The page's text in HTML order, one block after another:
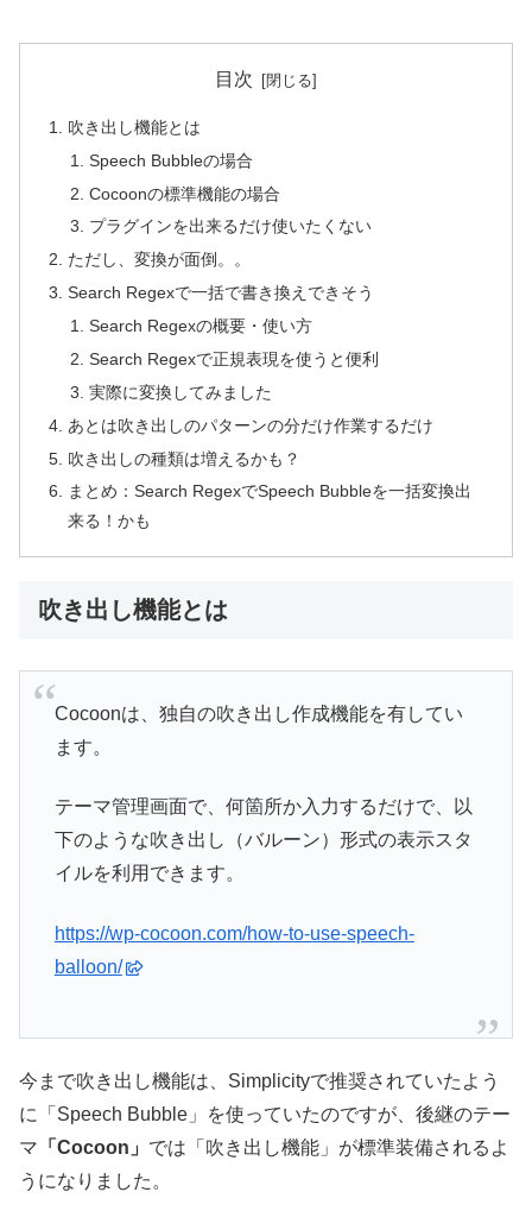
目次
吹き出し機能とは
Speech Bubbleの場合
Cocoonの標準機能の場合
プラグインを出来るだけ使いたくない
ただし、変換が面倒。。
Search Regexで一括で書き換えできそう
Search Regexの概要・使い方
Search Regexで正規表現を使うと便利
実際に変換してみました
あとは吹き出しのパターンの分だけ作業するだけ
吹き出しの種類は増えるかも？
まとめ：Search RegexでSpeech Bubbleを一括変換出
来る！かも
吹き出し機能とは
Cocoonは、独自の吹き出し作成機能を有してい
ます。
テーマ管理画面で、何箇所か入力するだけで、以
下のような吹き出し（バルーン）形式の表示スタ
イルを利用できます。
https://wp-cocoon.com/how-to-use-speech-
balloon/
今まで吹き出し機能は、Simplicityで推奨されていたよう
に「Speech Bubble」を使っていたのですが、後継のテー
マ 「Cocoon」 では「吹き出し機能」が標準装備されるよ
うになりました。